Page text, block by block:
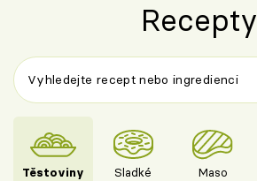
Recepty
Těstoviny Sladké Maso